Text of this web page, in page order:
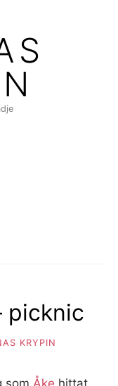
picknic
KRYPIN
som Åke hittat